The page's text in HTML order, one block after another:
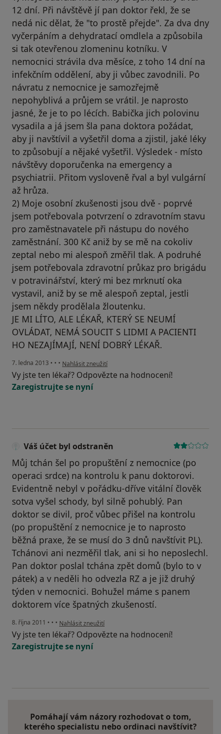
12 dní. Při návštěvě jí pan doktor řekl, že se
nedá nic dělat, že "to prostě přejde". Za dva dny
vyčerpáním a dehydratací omdlela a způsobila
si tak otevřenou zlomeninu kotníku. V
nemocnici strávila dva měsíce, z toho 14 dní na
infekčním oddělení, aby ji vůbec zavodnili. Po
návratu z nemocnice je samozřejmě
nepohyblivá a průjem se vrátil. Je naprosto
jasné, že je to po lécích. Babička jich polovinu
vysadila a já jsem šla pana doktora požádat,
aby ji navštívil a vyšetřil doma a zjistil, jaké léky
to způsobují a nějaké vyšetřil. Výsledek - místo
návštěvy doporučenka na emergency a
psychiatrii. Přitom vysloveně řval a byl vulgární
až hrůza.
2) Moje osobní zkušenosti jsou dvě - poprvé
jsem potřebovala potvrzení o zdravotním stavu
pro zaměstnavatele při nástupu do nového
zaměstnání. 300 Kč aniž by se mě na cokoliv
zeptal nebo mi alespoň změřil tlak. A podruhé
jsem potřebovala zdravotní průkaz pro brigádu
v potravinářství, který mi bez mrknutí oka
vystavil, aniž by se mě alespoň zeptal, jestli
jsem někdy prodělala žloutenku.
JE MI LÍTO, ALE LÉKAŘ, KTERÝ SE NEUMÍ
OVLÁDAT, NEMÁ SOUCIT S LIDMI A PACIENTI
HO NEZAJÍMAJÍ, NENÍ DOBRÝ LÉKAŘ.
7. ledna 2013 • • • podle názoru uživatele Váš účet byl odstraněn
Nahlásit zneužití
Vy jste ten lékař? Odpovězte na hodnocení!
Zaregistrujte se nyní
Váš účet byl odstraněn
Můj tchán šel po propuštění z nemocnice (po
operaci srdce) na kontrolu k panu doktorovi.
Evidentně nebyl v pořádku-dříve vitální člověk
sotva vyšel schody, byl silně pohublý. Pan
doktor se divil, proč vůbec přišel na kontrolu
(po propuštění z nemocnice je to naprosto
běžná praxe, že se musí do 3 dnů navštívit PL).
Tchánovi ani nezměřil tlak, ani si ho neposlechl.
Pan doktor poslal tchána zpět domů (bylo to v
pátek) a v neděli ho odvezla RZ a je již druhý
týden v nemocnici. Bohužel máme s panem
doktorem více špatných zkušeností.
8. října 2011 • • • podle názoru uživatele Váš účet byl odstraněn
Nahlásit zneužití
Vy jste ten lékař? Odpovězte na hodnocení!
Zaregistrujte se nyní
Pomáhají vám názory rozhodovat o tom,
kterého specialistu nebo ordinaci navštívit?